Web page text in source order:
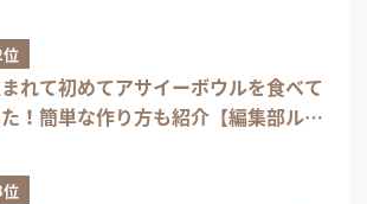
れて初めてアサイーボウルを食べて
！簡単な作り方も紹介【編集部ル